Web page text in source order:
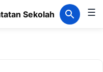
utama
Sekolah ☰